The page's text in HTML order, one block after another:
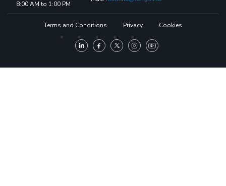
8:00 AM to 1:00 PM
Terms and Conditions Privacy Cookies